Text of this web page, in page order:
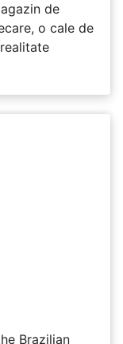
de
o cale de
Brazilian